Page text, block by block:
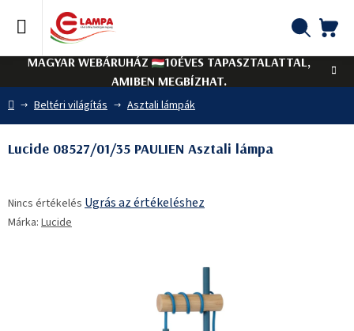
tartalomhoz
MAGYAR WEBÁRUHÁZ
10ÉVES TAPASZTALATTAL,
AMIBEN MEGBÍZHAT.
Kezdőlap
Beltéri világítás Asztali lámpák
Lucide 08527/01/35 PAULIEN Asztali lámpa
termék
átlagos
Nincs értékelés Ugrás az értékeléshez
Márka: Lucide